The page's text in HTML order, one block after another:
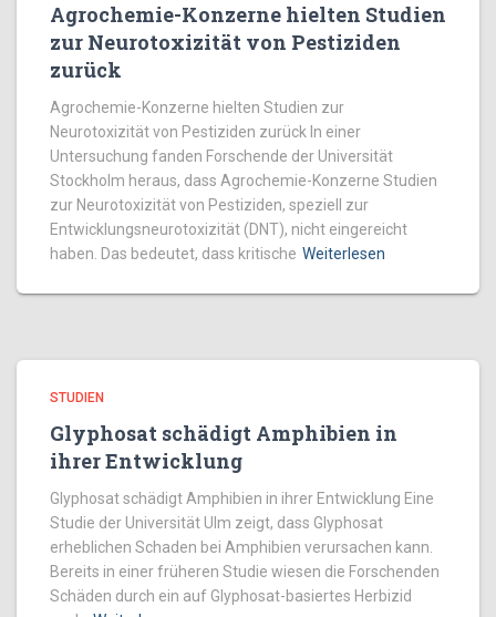
Agrochemie-Konzerne hielten Studien
zur Neurotoxizität von Pestiziden
zurück
Agrochemie-Konzerne hielten Studien zur
Neurotoxizität von Pestiziden zurück In einer
Untersuchung fanden Forschende der Universität
Stockholm heraus, dass Agrochemie-Konzerne Studien
zur Neurotoxizität von Pestiziden, speziell zur
Entwicklungsneurotoxizität (DNT), nicht eingereicht
haben. Das bedeutet, dass kritische Weiterlesen
STUDIEN
Glyphosat schädigt Amphibien in
ihrer Entwicklung
Glyphosat schädigt Amphibien in ihrer Entwicklung Eine
Studie der Universität Ulm zeigt, dass Glyphosat
erheblichen Schaden bei Amphibien verursachen kann.
Bereits in einer früheren Studie wiesen die Forschenden
Schäden durch ein auf Glyphosat-basiertes Herbizid